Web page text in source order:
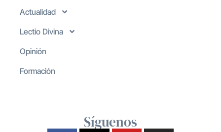
Actualidad
Lectio Divina
Opinión
Formación
Síguenos